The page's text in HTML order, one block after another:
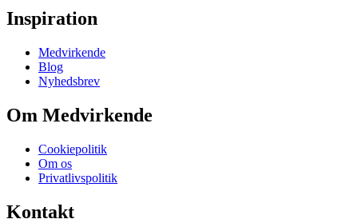
Inspiration
Medvirkende
Blog
Nyhedsbrev
Om Medvirkende
Cookiepolitik
Om os
Privatlivspolitik
Kontakt